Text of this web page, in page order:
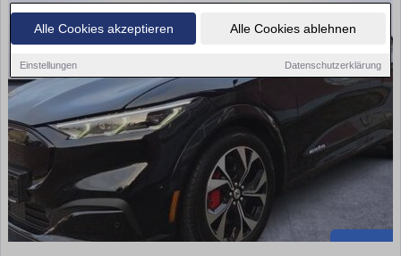
Alle Cookies akzeptieren Alle Cookies ablehnen
Einstellungen Datenschutzerklärung